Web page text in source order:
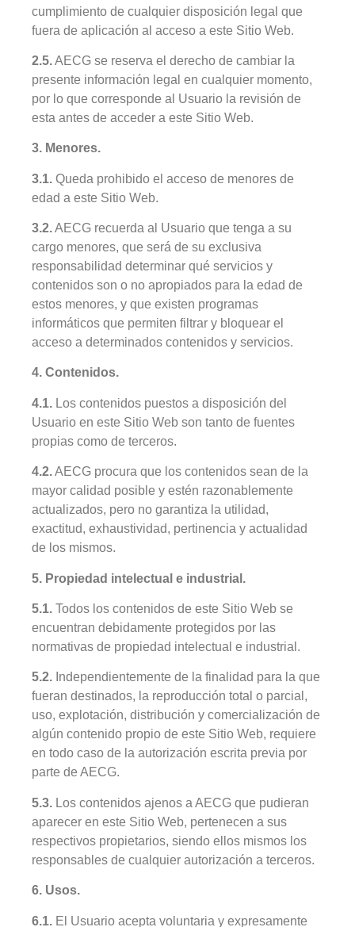
cumplimiento de cualquier disposición legal que
fuera de aplicación al acceso a este Sitio Web.
2.5.AECG se reserva el derecho de cambiar la
presente información legal en cualquier momento,
por lo que corresponde al Usuario la revisión de
esta antes de acceder a este Sitio Web.
3. Menores.
3.1. Queda prohibido el acceso de menores de
edad a este Sitio Web.
3.2.AECG recuerda al Usuario que tenga a su
cargo menores, que será de su exclusiva
responsabilidad determinar qué servicios y
contenidos son o no apropiados para la edad de
estos menores, y que existen programas
informáticos que permiten filtrar y bloquear el
acceso a determinados contenidos y servicios.
4. Contenidos.
4.1. Los contenidos puestos a disposición del
Usuario en este Sitio Web son tanto de fuentes
propias como de terceros.
4.2.AECG procura que los contenidos sean de la
mayor calidad posible y estén razonablemente
actualizados, pero no garantiza la utilidad,
exactitud, exhaustividad, pertinencia y actualidad
de los mismos.
5. Propiedad intelectual e industrial.
5.1. Todos los contenidos de este Sitio Web se
encuentran debidamente protegidos por las
normativas de propiedad intelectual e industrial.
5.2. Independientemente de la finalidad para la que
fueran destinados, la reproducción total o parcial,
uso, explotación, distribución y comercialización de
algún contenido propio de este Sitio Web, requiere
en todo caso de la autorización escrita previa por
parte de AECG.
5.3. Los contenidos ajenos a AECG que pudieran
aparecer en este Sitio Web, pertenecen a sus
respectivos propietarios, siendo ellos mismos los
responsables de cualquier autorización a terceros.
6. Usos.
6.1. El Usuario acepta voluntaria y expresamente